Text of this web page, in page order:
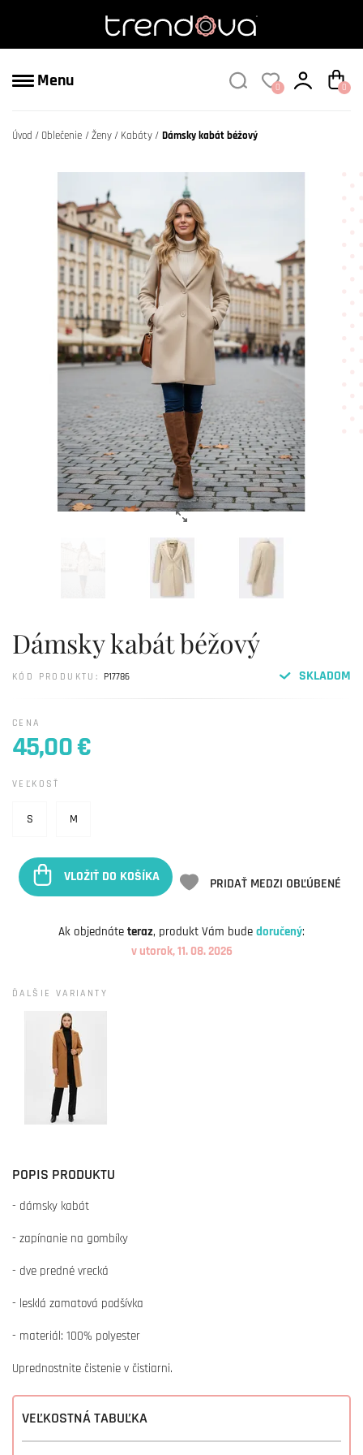
Menu 0 0
Úvod Oblečenie Ženy Kabáty Dámsky kabát béžový
Dámsky kabát béžový
SKLADOM
KÓD PRODUKTU: P17786
CENA
45,00 €
VEĽKOSŤ
S M
VLOŽIŤ DO KOŠÍKA PRIDAŤ MEDZI OBĽÚBENÉ
Ak objednáte teraz, produkt Vám bude doručený:
v utorok, 11. 08. 2026
ĎALŠIE VARIANTY
VEĽKOSTNÁ TABUĽKA
POPIS PRODUKTU
- dámsky kabát
- zapínanie na gombíky
- dve predné vrecká
- lesklá zamatová podšívka
- materiál: 100% polyester
Uprednostnite čistenie v čistiarni.